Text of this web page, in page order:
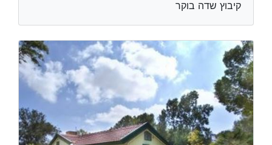
קיבוץ שדה בוקר